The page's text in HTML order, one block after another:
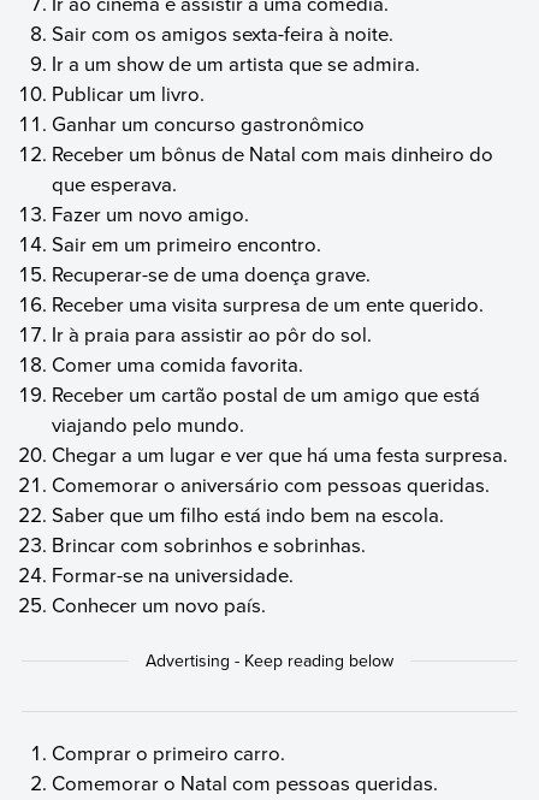
Sair com os amigos sexta-feira à noite.
Ir a um show de um artista que se admira.
Publicar um livro.
Ganhar um concurso gastronômico
Receber um bônus de Natal com mais dinheiro do
que esperava.
Fazer um novo amigo.
Sair em um primeiro encontro.
Recuperar-se de uma doença grave.
Receber uma visita surpresa de um ente querido.
Ir à praia para assistir ao pôr do sol.
Comer uma comida favorita.
Receber um cartão postal de um amigo que está
viajando pelo mundo.
Chegar a um lugar e ver que há uma festa surpresa.
Comemorar o aniversário com pessoas queridas.
Saber que um filho está indo bem na escola.
Brincar com sobrinhos e sobrinhas.
Formar-se na universidade.
Conhecer um novo país.
Comprar o primeiro carro.
Comemorar o Natal com pessoas queridas.